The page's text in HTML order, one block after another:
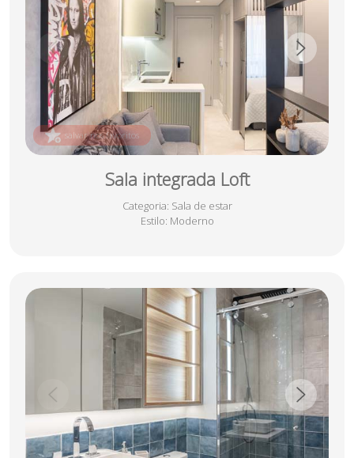
Sala integrada Loft
Categoria: Sala de estar
Estilo: Moderno
salvar nos favoritos